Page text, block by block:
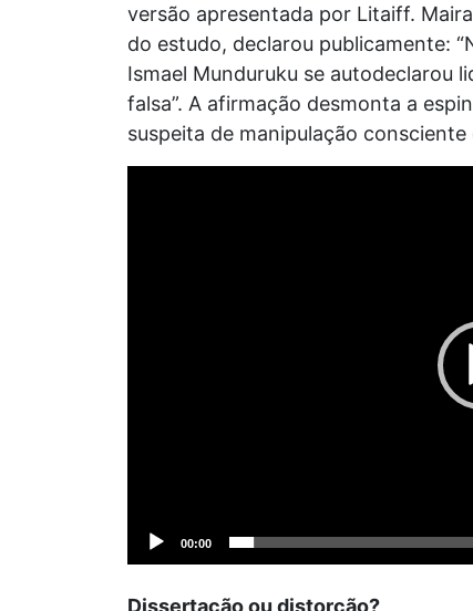
versão apresentada por Litaiff.
do estudo, declarou publicamente:
Ismael Munduruku se autodeclarou
falsa”. A afirmação desmonta a
suspeita de manipulação
00:00
Dissertação ou distorção?